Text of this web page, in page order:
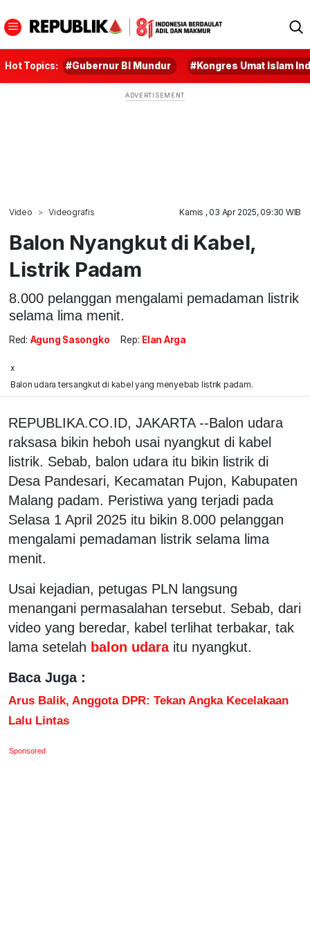
Hot Topics: #Gubernur BI Mundur #Kongres Umat Islam
Video Videografis Kamis , 03 Apr 2025, 09:30 WIB
Balon Nyangkut di Kabel,
Listrik Padam
8.000 pelanggan mengalami pemadaman listrik
selama lima menit.
Red: Agung Sasongko Rep: Elan Arga
x
Balon udara tersangkut di kabel yang menyebab listrik padam.
REPUBLIKA.CO.ID, JAKARTA --Balon udara
raksasa bikin heboh usai nyangkut di kabel
listrik. Sebab, balon udara itu bikin listrik di
Desa Pandesari, Kecamatan Pujon, Kabupaten
Malang padam. Peristiwa yang terjadi pada
Selasa 1 April 2025 itu bikin 8.000 pelanggan
mengalami pemadaman listrik selama lima
menit.
Usai kejadian, petugas PLN langsung
menangani permasalahan tersebut. Sebab, dari
video yang beredar, kabel terlihat terbakar, tak
lama setelah balon udara itu nyangkut.
Baca Juga :
Arus Balik, Anggota DPR: Tekan Angka Kecelakaan
Lalu Lintas
Sponsored